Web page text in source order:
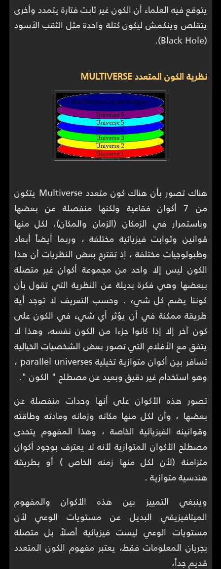
يتوقع فيه العلماء أن الكون غير ثابت فتارة يتمدد وأخرى
يتقلص وينكمش ليكون كتلة واحدة مثل الثقب الأسود
(Black Hole).
نظرية الكون المتعدد MULTIVERSE
هناك تصور بأن هناك كون متعدد Multiverse يتكون
من 7 أكوان فقاعية ولكنها منفصلة عن بعضها
وباستمرار في الزمكان (الزمان والمكان)، لكل منها
قوانين وثوابت فيزيائية مختلفة ، وربما أيضاً أبعاد
وطبولوجيات مختلفة ، إذ تقترح بعض النظريات أن هذا
الكون ليس إلا واحد من مجموعة أكوان غير متصلة
ببعضها وهي فكرة بديلة عن النظرية التي تقول بأن
كوننا يضم كل شيء . وحسب التعريف لا توجد أية
طريقة ممكنة في أن يؤثر أي شيء في الكون على
كون آخر إلا إذا كانوا جزءا من الكون نفسه، وهذا لا
يتفق مع الأفلام التي تصور بعض الشخصيات الخيالية
تسافر بين أكوان متوازية تخيلية parallel universes ،
وهو استخدام غير دقيق وبعيد عن مصطلح " الكون ".
تصور هذه الأكوان على أنها وحدات منفصلة عن
بعضها ، وأن لكل منها مكانه وزمانه ومادته وطاقته
وقوانينه الفيزيائية الخاصة ، وهذا المفهوم يتحدى
مصطلح الأكوان المتوازية لأنه لا يعترف بوجود أكوان
متزامنة (لأن لكل منها زمنه الخاص ) أو بطريقة
هندسية متوازية .
وينبغي التمييز بين هذه الأكوان والمفهوم
الميتافيزيقي البديل عن مستويات الوعي لأن
مستويات الوعي ليست فيزيائية أصلاً بل متصلة
بجريان المعلومات فقط، يعتبر مفهوم الكون المتعدد
قديم جداً،